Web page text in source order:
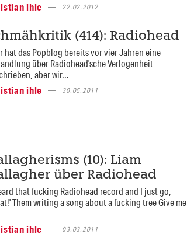
ihle
22.02.2012
(414): Radiohead
hat das Popblog bereits vor vier Jahren eine
über Radiohead'sche Verlogenheit
aber wir...
ihle
30.05.2011
(10): Liam
über Radiohead
that fucking Radiohead record and I just go,
Them writing a song about a fucking tree Give me
ihle
03.03.2011